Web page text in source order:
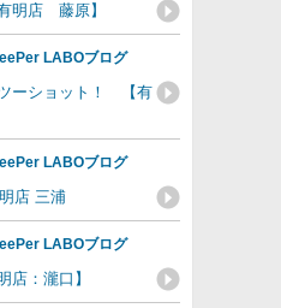
明店 藤原】
LABOブログ
ーショット！ 【有
LABOブログ
店 三浦
LABOブログ
：瀧口】